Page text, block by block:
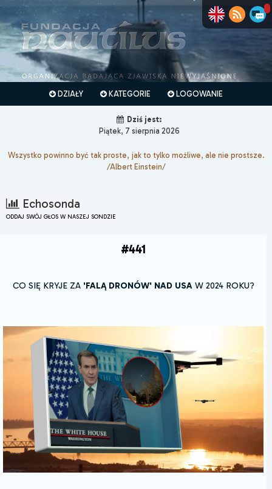
DZIAŁY KATEGORIE LOGOWANIE
Dziś jest:
Piątek, 7 sierpnia 2026
Wszystko powinno być tak proste, jak to tylko możliwe, ale nie prostsze.
/Albert Einstein/
Echosonda
ODDAJ SWÓJ GŁOS W NASZEJ SONDZIE
#441
CO SIĘ KRYJE ZA 'FALĄ DRONÓW' NAD USAW 2024 ROKU?